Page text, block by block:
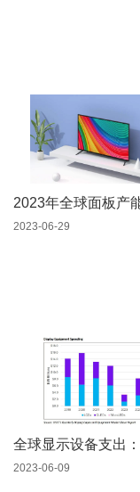
2023-06-29
2023-06-09